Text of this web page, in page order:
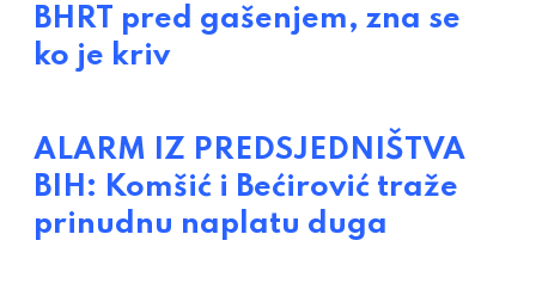
BHRT pred gašenjem, zna se
ko je kriv
ALARM IZ PREDSJEDNIŠTVA
BIH: Komšić i Bećirović traže
prinudnu naplatu duga